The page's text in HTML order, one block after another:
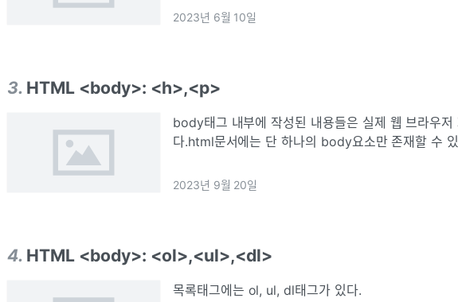
2023년 6월 10일
3. HTML <body>: <h>,<p>
body태그 내부에 작성된 내용들은 실제 웹 브라우저
다.html문서에는 단 하나의 body요소만 존재할 수
2023년 9월 20일
4. HTML <body>: <ol>,<ul>,<dl>
목록태그에는 ol, ul, dl태그가 있다.